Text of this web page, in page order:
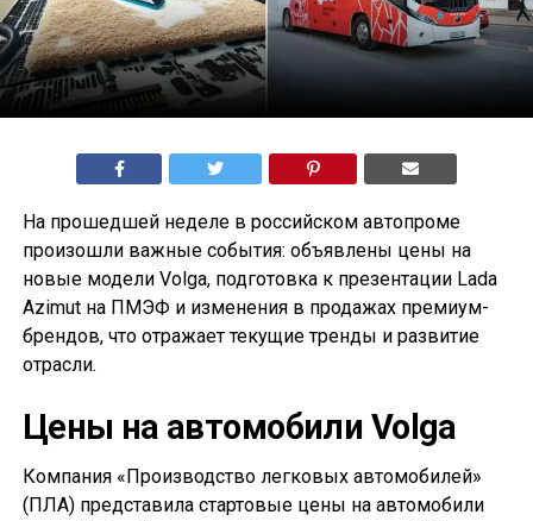
На прошедшей неделе в российском автопроме
произошли важные события: объявлены цены на
новые модели Volga, подготовка к презентации Lada
Azimut на ПМЭФ и изменения в продажах премиум-
брендов, что отражает текущие тренды и развитие
отрасли.
Цены на автомобили Volga
Компания «Производство легковых автомобилей»
(ПЛА) представила стартовые цены на автомобили